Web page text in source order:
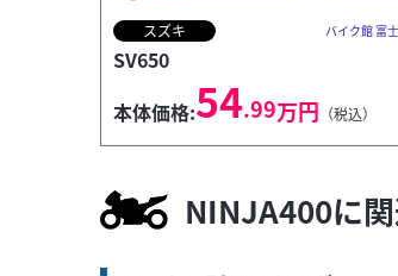
スズキ バイク館 富
SV650
本体価格:54.99万円 （税込）
NINJA400に